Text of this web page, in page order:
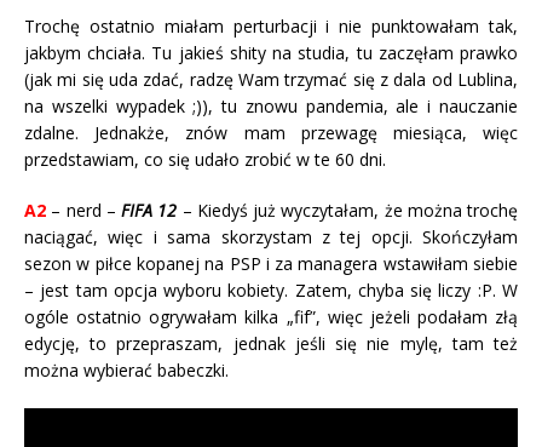
Trochę ostatnio miałam perturbacji i nie punktowałam tak,
jakbym chciała. Tu jakieś shity na studia, tu zaczęłam prawko
(jak mi się uda zdać, radzę Wam trzymać się z dala od Lublina,
na wszelki wypadek ;)), tu znowu pandemia, ale i nauczanie
zdalne. Jednakże, znów mam przewagę miesiąca, więc
przedstawiam, co się udało zrobić w te 60 dni.
A2 – nerd – FIFA 12 – Kiedyś już wyczytałam, że można trochę
naciągać, więc i sama skorzystam z tej opcji. Skończyłam
sezon w piłce kopanej na PSP i za managera wstawiłam siebie
– jest tam opcja wyboru kobiety. Zatem, chyba się liczy :P. W
ogóle ostatnio ogrywałam kilka „fif”, więc jeżeli podałam złą
edycję, to przepraszam, jednak jeśli się nie mylę, tam też
można wybierać babeczki.